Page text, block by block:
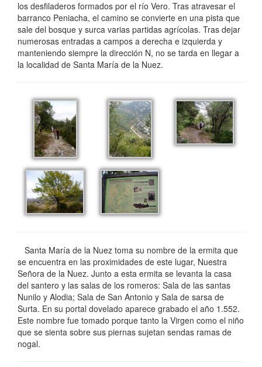
los desfiladeros formados por el río Vero. Tras atravesar el
barranco Peniacha, el camino se convierte en una pista que
sale del bosque y surca varias partidas agrícolas. Tras dejar
numerosas entradas a campos a derecha e izquierda y
manteniendo siempre la dirección N, no se tarda en llegar a
la localidad de Santa María de la Nuez.
Santa María de la Nuez toma su nombre de la ermita que
se encuentra en las proximidades de este lugar, Nuestra
Señora de la Nuez. Junto a esta ermita se levanta la casa
del santero y las salas de los romeros: Sala de las santas
Nunilo y Alodia; Sala de San Antonio y Sala de sarsa de
Surta. En su portal dovelado aparece grabado el año 1.552.
Este nombre fue tomado porque tanto la Virgen como el niño
que se sienta sobre sus piernas sujetan sendas ramas de
nogal.